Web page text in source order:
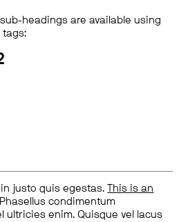
headings are available using
tags:
justo quis egestas.
This is an
condimentum
ultricies enim. Quisque vel lacus